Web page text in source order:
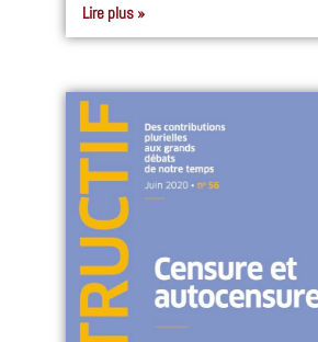
Lire plus »